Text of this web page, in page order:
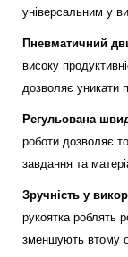
універсальним у
Пневматичний
високу
дозволяє уникати
Регульована
роботи дозволяє
завдання та
Зручність у
рукоятка роблять
зменшують втому